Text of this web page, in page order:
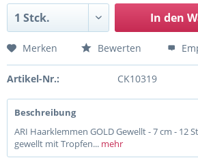
In den
Merken Bewerten
Artikel-Nr.: CK10319
Beschreibung
ARI Haarklemmen GOLD Gewellt - 7 cm - 12
gewellt mit Tropfen... mehr